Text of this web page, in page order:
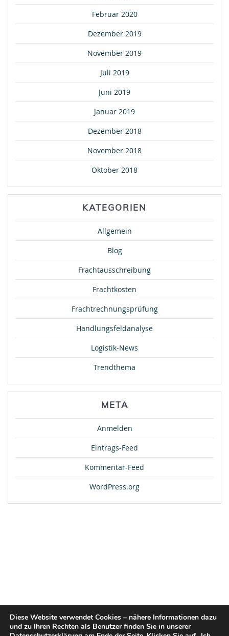
Februar 2020
Dezember 2019
November 2019
Juli 2019
Juni 2019
Januar 2019
Dezember 2018
November 2018
Oktober 2018
KATEGORIEN
Allgemein
Blog
Frachtausschreibung
Frachtkosten
Frachtrechnungsprüfung
Handlungsfeldanalyse
Logistik-News
Trendthema
META
Anmelden
Eintrags-Feed
Kommentar-Feed
WordPress.org
Diese Website verwendet Cookies – nähere Informationen dazu
und zu Ihren Rechten als Benutzer finden Sie in unserer